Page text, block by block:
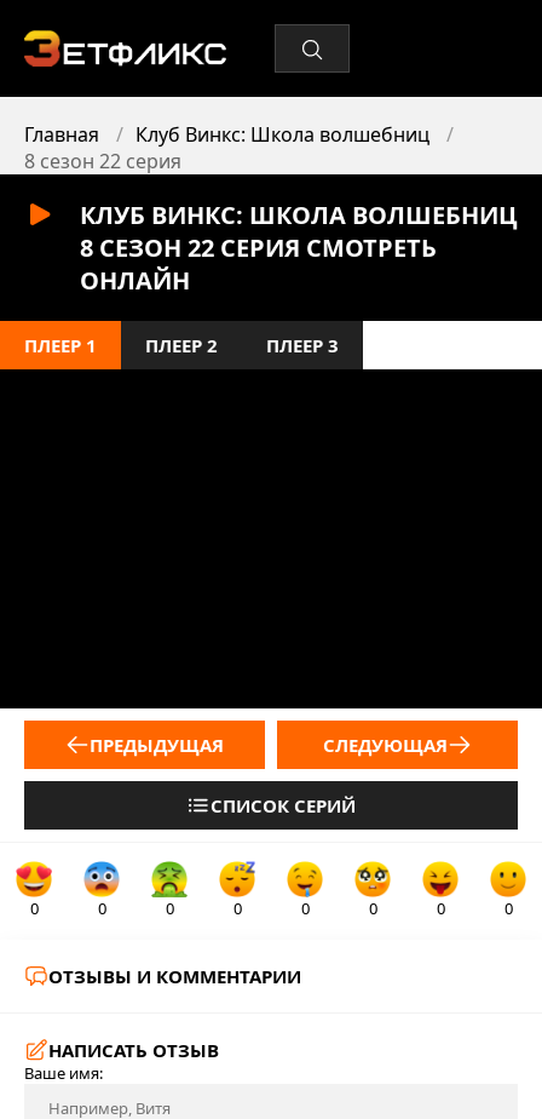
Главная
Клуб Винкс: Школа волшебниц
8 сезон 22 серия
КЛУБ ВИНКС: ШКОЛА ВОЛШЕБНИЦ
8 СЕЗОН 22 СЕРИЯ СМОТРЕТЬ
ОНЛАЙН
ПЛЕЕР 1 ПЛЕЕР 2 ПЛЕЕР 3
ПРЕДЫДУЩАЯ
СПИСОК СЕРИЙ
СЛЕДУЮЩАЯ
0 0 0 0 0 0 0 0
ОТЗЫВЫ И КОММЕНТАРИИ
НАПИСАТЬ ОТЗЫВ
Ваше имя: